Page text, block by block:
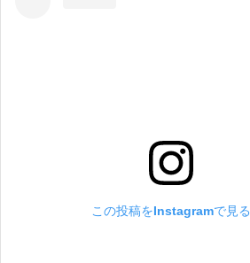
この投稿をInstagramで見る